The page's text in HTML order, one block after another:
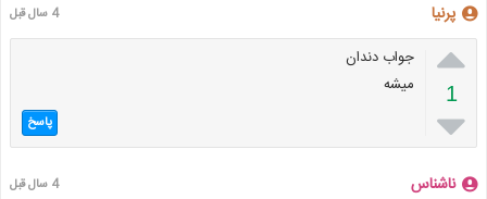
پرنیا 4 سال قبل

1

جواب دندان
میشه
پاسخ
ناشناس 4 سال قبل